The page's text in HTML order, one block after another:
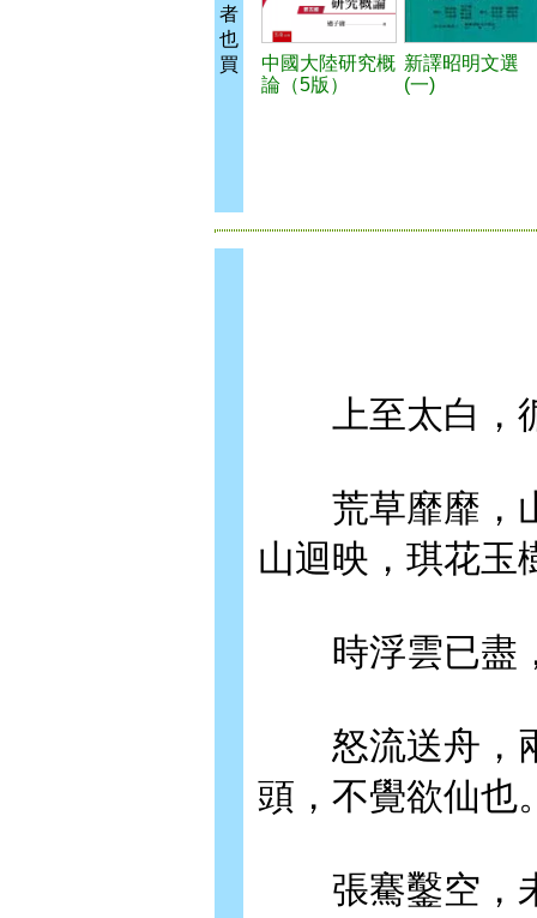
者
也
買
中國大陸研究概
論（5版）
新譯昭明文選
(一)
上至太白，
荒草靡靡，山
山迴映，琪花玉
時浮雲已盡，
怒流送舟，兩
頭，不覺欲仙也
張騫鑿空，未